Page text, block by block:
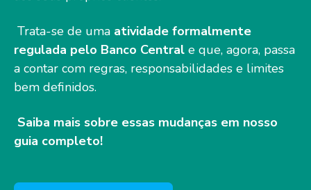
Trata-se de uma atividade formalmente
regulada pelo Banco Central e que, agora, passa
a contar com regras, responsabilidades e limites
bem definidos.
Saiba mais sobre essas mudanças em nosso
guia completo!